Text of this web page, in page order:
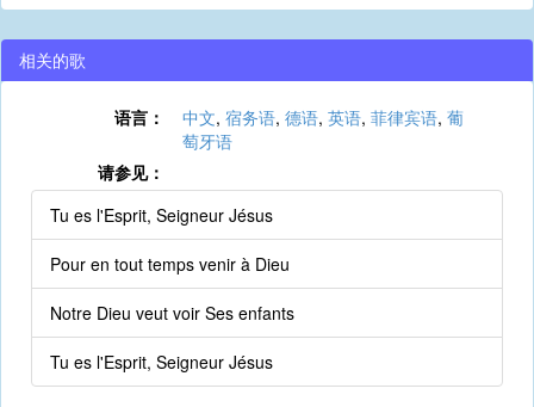
相关的歌
语言： 中文, 宿务语, 德语, 英语, 菲律宾语, 葡
萄牙语
请参见：
Tu es l'Esprit, Seigneur Jésus
Pour en tout temps venir à Dieu
Notre Dieu veut voir Ses enfants
Tu es l'Esprit, Seigneur Jésus